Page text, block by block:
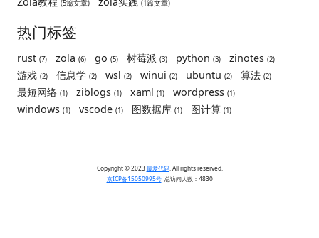
(5篇文章) (1篇文章)
热门标签
rust (7) zola (6) go (5) 树莓派 (3) python (3) zinotes (2)
游戏 (2) 信息学 (2) wsl (2) winui (2) ubuntu (2) 算法 (2)
最短网络 (1) ziblogs (1) xaml (1) wordpress (1)
windows (1) vscode (1) 图数据库 (1) 图计算 (1)
Copyright © 2023最爱代码. All rights reserved.
京ICP备15050995号 总访问人数： 4830